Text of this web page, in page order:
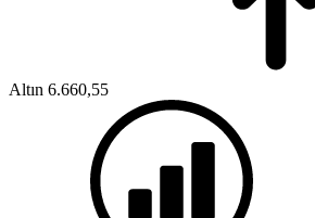
Altın 6.660,55